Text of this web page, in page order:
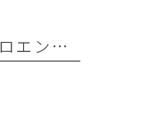
精密根管治療（マイクロエンド）